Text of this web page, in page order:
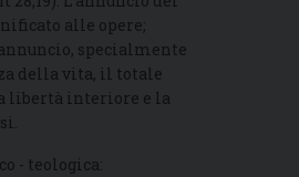
alle opere;
specialmente
della vita, il totale
libertà interiore e la
- teologica: